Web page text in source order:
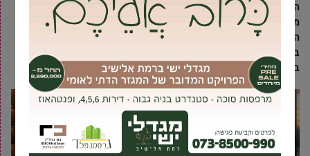
הגרמנית וגולדאפ הפולנית. במשך שנים רבות
מתקיימות משלחות נוער של שלוש הערים מתוך כוונה להעמקת
הקשר וטיפוח קשר הידידות בין בני הדור הצעיר במדינות העולם.
בימים אלו חזרה משלחת של בני נוער מגבעת שמואל מביקור
בגולדאפ בפולין